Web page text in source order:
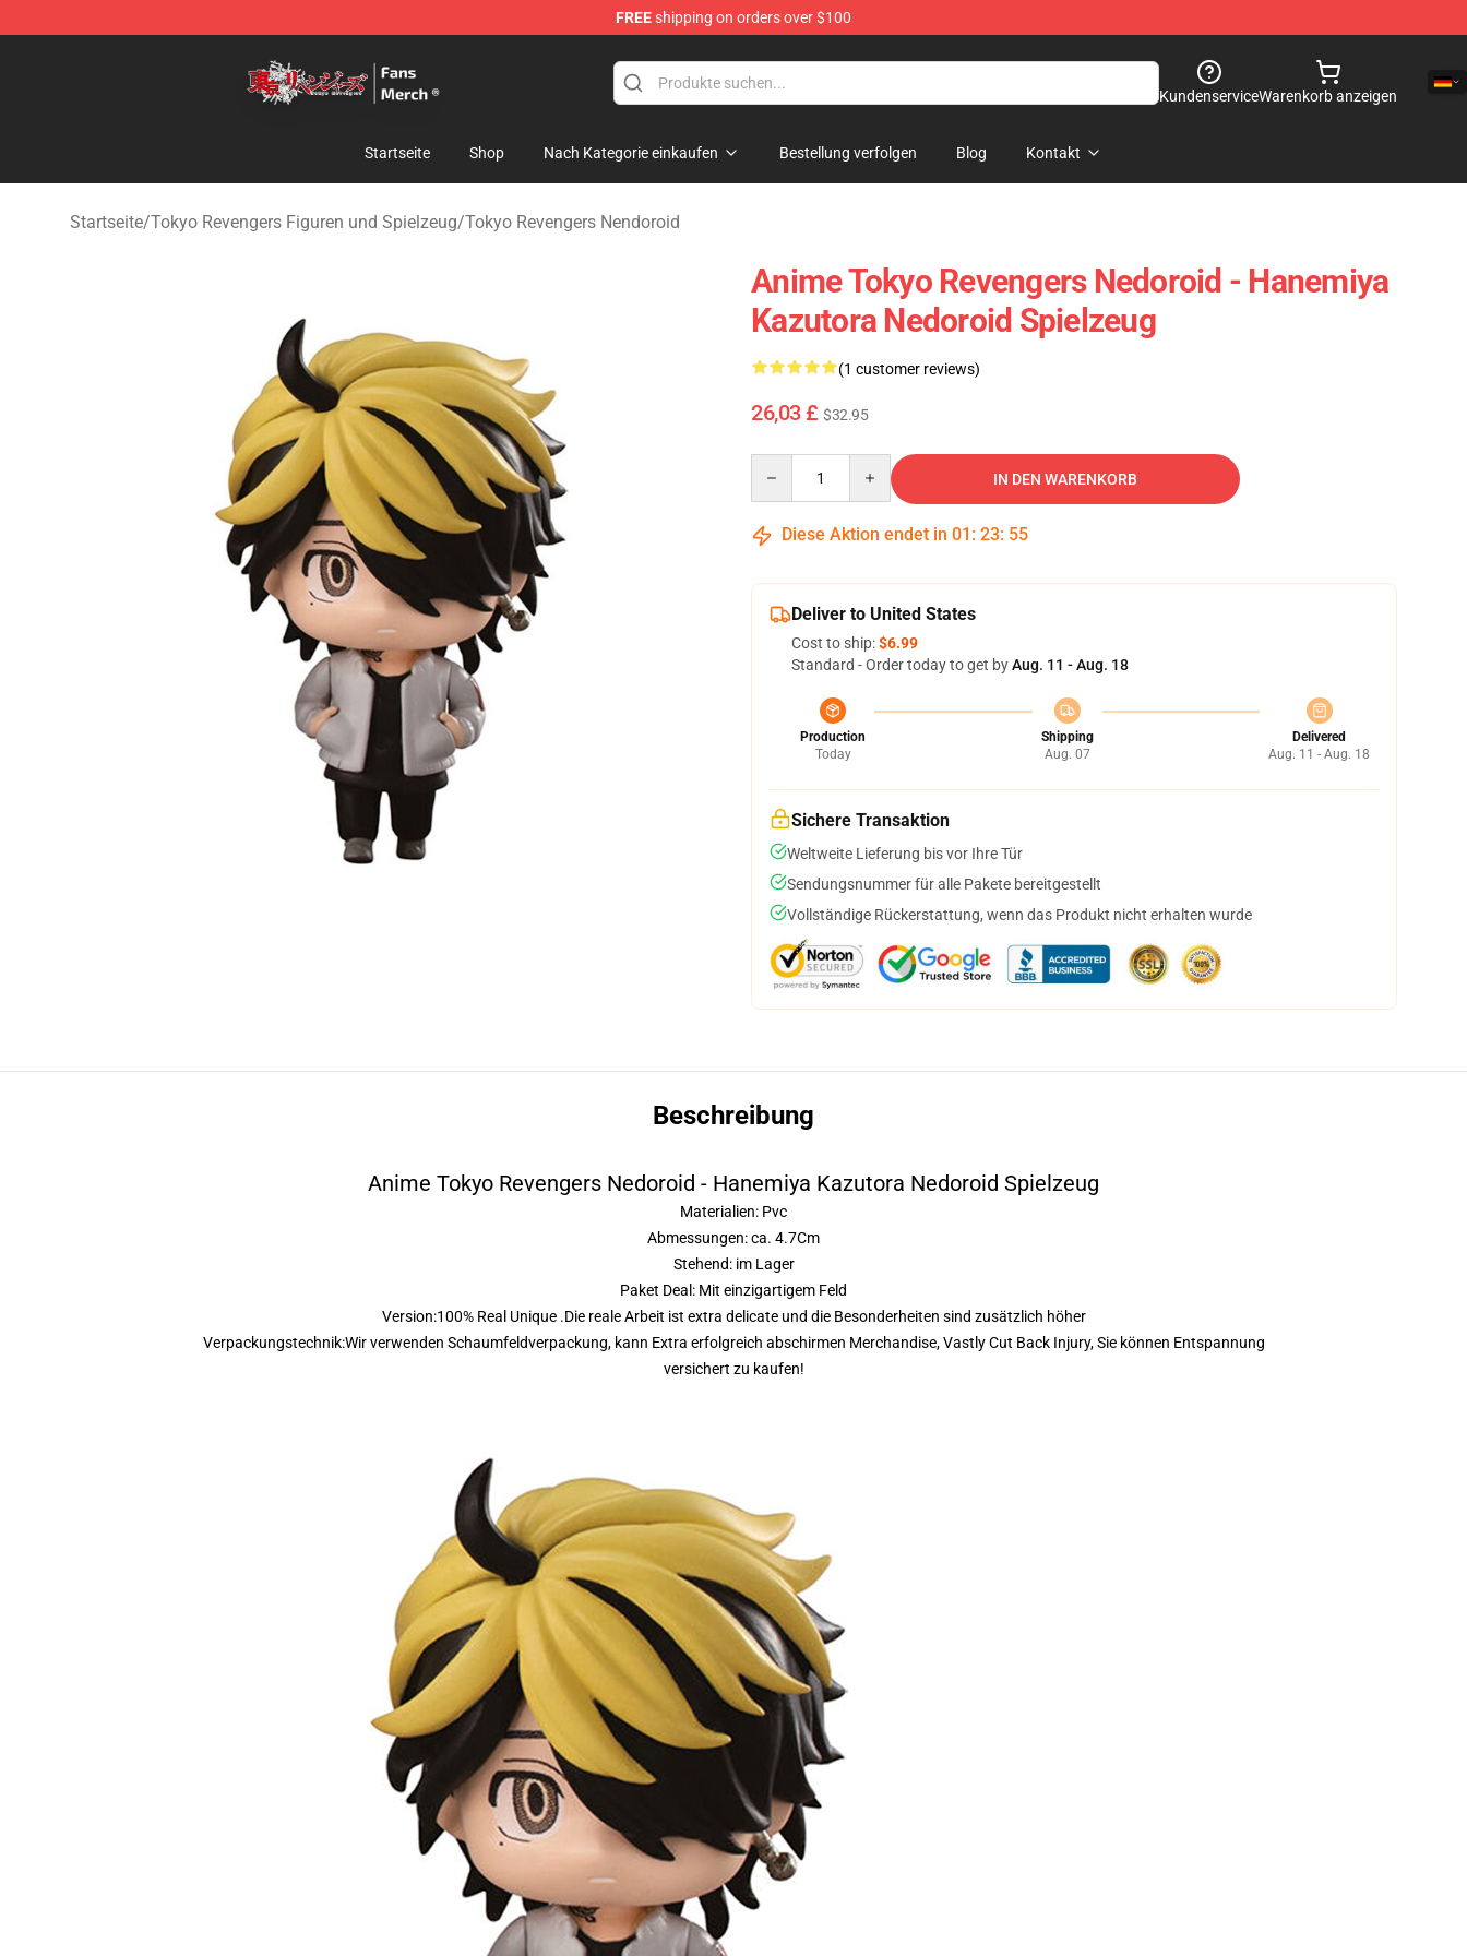
FREEshipping on orders over $100
KundenserviceWarenkorb anzeigen
Startseite Shop Nach Kategorie einkaufen Bestellung verfolgen Blog Kontakt
Startseite/Tokyo Revengers Figuren und Spielzeug/Tokyo Revengers Nendoroid
Anime Tokyo Revengers Nedoroid - Hanemiya
Kazutora Nedoroid Spielzeug
(1 customer reviews)
26,03 £ $32.95
IN DEN WARENKORB
Diese Aktion endet in 01 : 23: 54
Deliver to United States
Cost to ship:$6.99
Standard - Order today to get byAug. 11 - Aug. 18
Production
Today
Shipping
Aug. 07
Delivered
Aug. 11 - Aug. 18
Sichere Transaktion
Weltweite Lieferung bis vor Ihre Tür
Sendungsnummer für alle Pakete bereitgestellt
Vollständige Rückerstattung, wenn das Produkt nicht erhalten wurde
Beschreibung
Anime Tokyo Revengers Nedoroid - Hanemiya Kazutora Nedoroid Spielzeug
Materialien: Pvc
Abmessungen: ca. 4.7Cm
Stehend: im Lager
Paket Deal: Mit einzigartigem Feld
Version:100% Real Unique .Die reale Arbeit ist extra delicate und die Besonderheiten sind zusätzlich höher
Verpackungstechnik:Wir verwenden Schaumfeldverpackung, kann Extra erfolgreich abschirmen Merchandise, Vastly Cut Back Injury, Sie können Entspannung
versichert zu kaufen!